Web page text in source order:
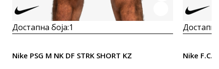
Достапна боја:1
Nike PSG M NK DF STRK SHORT KZ Nike F.C.